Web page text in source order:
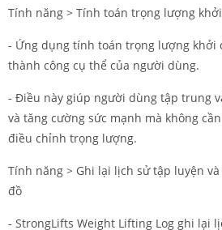
Tính năng > Tính toán trọng lượng
- Ứng dụng tính toán trọng lượng khởi
thành công cụ thể của người dùng.
- Điều này giúp người dùng tập trung
và tăng cường sức mạnh mà không
điều chỉnh trọng lượng.
Tính năng > Ghi lại lịch sử tập luyện
đồ
- StrongLifts Weight Lifting Log ghi lại